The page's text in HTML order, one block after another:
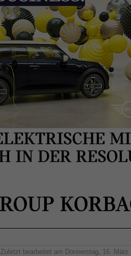
Zuletzt bearbeitet am Donnerstag, 16. März